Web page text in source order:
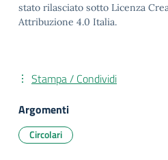
stato rilasciato sotto Licenza
Attribuzione 4.0 Italia.
Stampa / Condividi
Argomenti
Circolari